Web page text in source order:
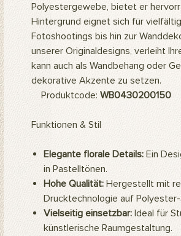
Polyestergewebe, bietet er
Hintergrund eignet sich für
Fotoshootings bis hin zur
unserer Originaldesigns, verleiht
kann auch als Wandbehang oder
dekorative Akzente zu setzen.
Produktcode: WB0430200150
Funktionen & Stil
Elegante florale Details: Ein
in Pastelltönen.
Hohe Qualität: Hergestellt mit
Drucktechnologie auf
Vielseitig einsetzbar: Ideal für
künstlerische Raumgestaltung.